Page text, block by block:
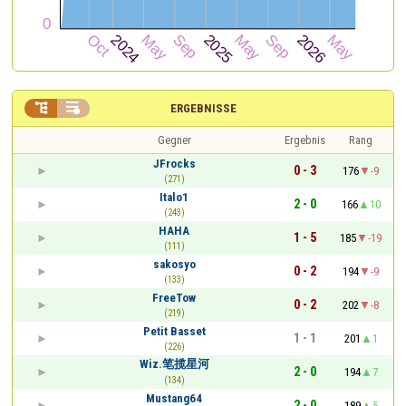
ERGEBNISSE
 
Gegner Ergebnis
Rang
JFrocks
(271)
0 - 3 176
-9
Italo1
(243)
2 - 0 166
10
HAHA
(111)
1 - 5 185
-19
sakosyo
(133)
0 - 2 194
-9
FreeTow
(219)
0 - 2 202
-8
Petit Basset
(226)
1 - 1 201
1
Wiz.笔揽星河
(134)
2 - 0 194
7
Mustang64